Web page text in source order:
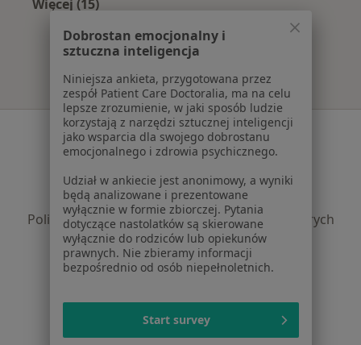
Więcej (15)
Więcej w kategorii: Najczęście leczone
Serwis
Regulamin
Polityka prywatności pacjentów
Polityka prywatności profesjonalistów
Polityka prywatności dla profesjonalistów, których
dane pozyskaliśmy samodzielnie
Polityka cookies
Jak działają wyniki wyszukiwania
O nas
Praca Rekrutujemy!
Dobrostan emocjonalny i
sztuczna inteligencja
Niniejsza ankieta, przygotowana przez
zespół Patient Care Doctoralia, ma na celu
lepsze zrozumienie, w jaki sposób ludzie
korzystają z narzędzi sztucznej inteligencji
jako wsparcia dla swojego dobrostanu
emocjonalnego i zdrowia psychicznego.
Udział w ankiecie jest anonimowy, a wyniki
będą analizowane i prezentowane
wyłącznie w formie zbiorczej. Pytania
dotyczące nastolatków są skierowane
wyłącznie do rodziców lub opiekunów
prawnych. Nie zbieramy informacji
bezpośrednio od osób niepełnoletnich.
Start survey